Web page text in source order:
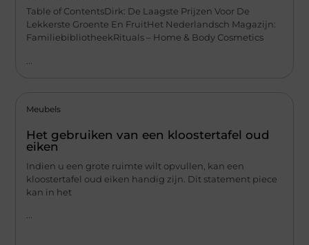
Table of ContentsDirk: De Laagste Prijzen Voor De
Lekkerste Groente En FruitHet Nederlandsch Magazijn:
FamiliebibliotheekRituals – Home & Body Cosmetics
Meubels
Het gebruiken van een kloostertafel oud
eiken
Indien u een grote ruimte wilt opvullen, kan een
kloostertafel oud eiken handig zijn. Dit statement piece
kan in het